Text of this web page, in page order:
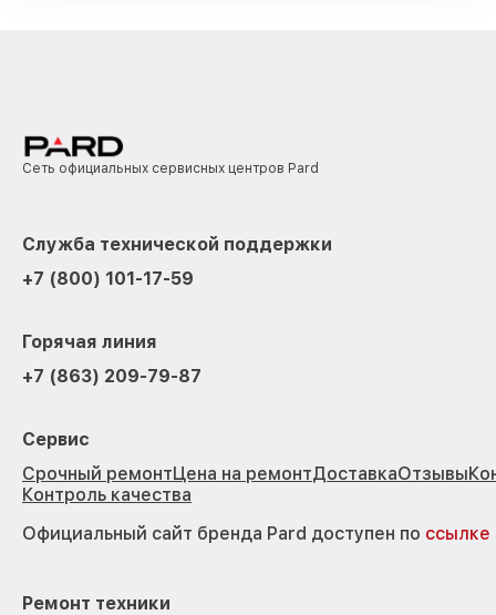
Сеть официальных сервисных центров Pard
Служба технической поддержки
+7 (800) 101-17-59
Горячая линия
+7 (863) 209-79-87
Сервис
Срочный ремонтЦена на ремонтДоставкаОтзывы
Контроль качества
Официальный сайт бренда Pard доступен по ссылке
Ремонт техники